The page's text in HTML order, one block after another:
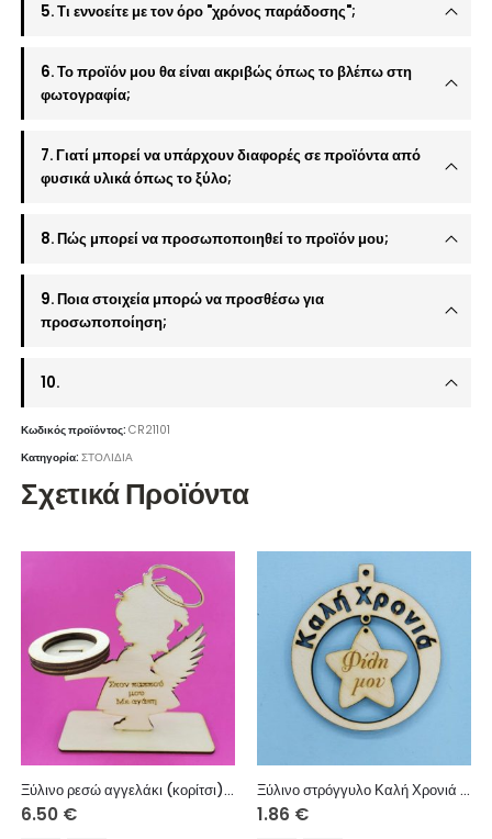
5. Τι εννοείτε με τον όρο "χρόνος παράδοσης";
6. Το προϊόν μου θα είναι ακριβώς όπως το βλέπω στη
φωτογραφία;
7. Γιατί μπορεί να υπάρχουν διαφορές σε προϊόντα από
φυσικά υλικά όπως το ξύλο;
8. Πώς μπορεί να προσωποποιηθεί το προϊόν μου;
9. Ποια στοιχεία μπορώ να προσθέσω για
προσωποποίηση;
10.
Κωδικός προϊόντος:CR21101
Κατηγορία:ΣΤΟΛΙΔΙΑ
Σχετικά Προϊόντα
Ξύλινο ρεσώ αγγελάκι (κορίτσι) Στον παππού μου Με αγάπη 15 εκ.
6.50 €
Ξύλινο στρόγγυλο Καλή Χρονιά (φίλη μου) 10 εκ.
1.86 €